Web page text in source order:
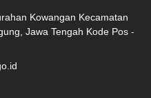
Kowangan Kecamatan
Jawa Tengah Kode Pos -